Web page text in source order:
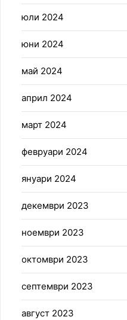
юли 2024
юни 2024
май 2024
април 2024
март 2024
февруари 2024
януари 2024
декември 2023
ноември 2023
октомври 2023
септември 2023
август 2023